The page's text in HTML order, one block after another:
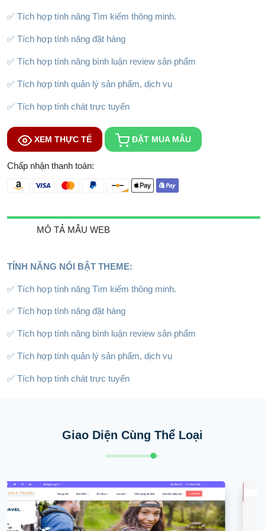
✅ Tích hợp tính năng Tìm kiếm thông minh.
✅ Tích hợp tính năng đặt hàng
✅ Tích hợp tính năng bình luận review sản phẩm
✅ Tích hợp tính quản lý sản phẩm, dịch vụ
✅ Tích hợp tính chát trực tuyến
XEM THỰC TẾ ĐẶT MUA MẪU
Chấp nhận thanh toán:
MÔ TẢ MẪU WEB
TÍNH NĂNG NỔI BẬT THEME:
✅ Tích hợp tính năng Tìm kiếm thông minh.
✅ Tích hợp tính năng đặt hàng
✅ Tích hợp tính năng bình luận review sản phẩm
✅ Tích hợp tính quản lý sản phẩm, dịch vụ
✅ Tích hợp tính chát trực tuyến
Giao Diện Cùng Thể Loại